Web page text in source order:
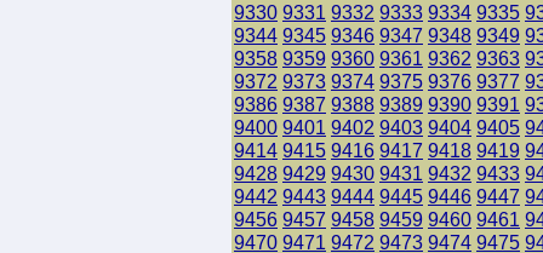
9330 9331 9332 9333 9334 9335
9344 9345 9346 9347 9348 9349
9358 9359 9360 9361 9362 9363
9372 9373 9374 9375 9376 9377
9386 9387 9388 9389 9390 9391
9400 9401 9402 9403 9404 9405
9414 9415 9416 9417 9418 9419
9428 9429 9430 9431 9432 9433
9442 9443 9444 9445 9446 9447
9456 9457 9458 9459 9460 9461
9470 9471 9472 9473 9474 9475